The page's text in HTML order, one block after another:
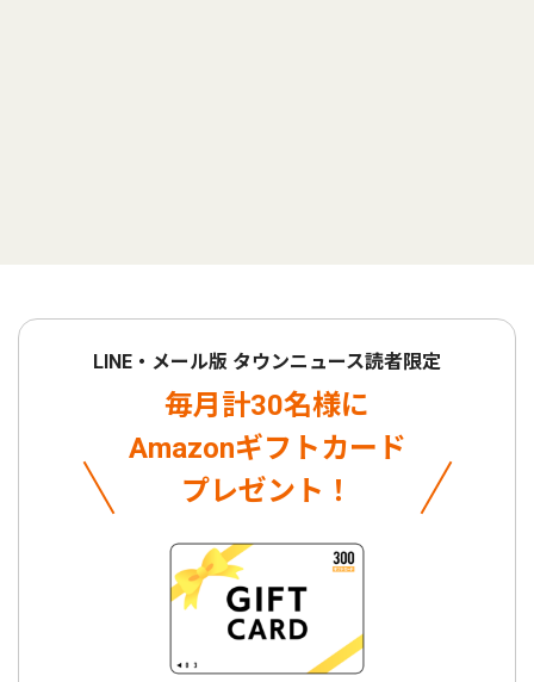
LINE・メール版 タウンニュース読者限定
毎月計30名様に
Amazonギフトカード
プレゼント！